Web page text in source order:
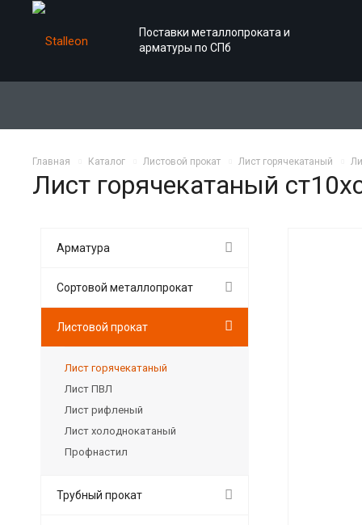
Поставки металлопроката и
арматуры по СПб
Главная Каталог Листовой прокат Лист горячекатаный
Лист горячекатаный
Арматура
Сортовой металлопрокат
Листовой прокат
Лист горячекатаный
Лист ПВЛ
Лист рифленый
Лист холоднокатаный
Профнастил
Трубный прокат